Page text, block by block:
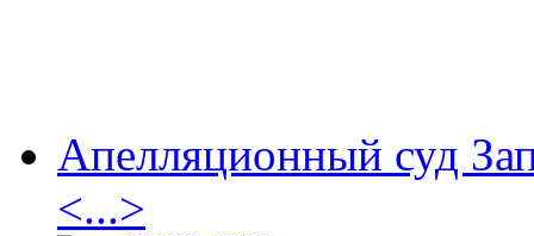
Апелляционный суд
<...>